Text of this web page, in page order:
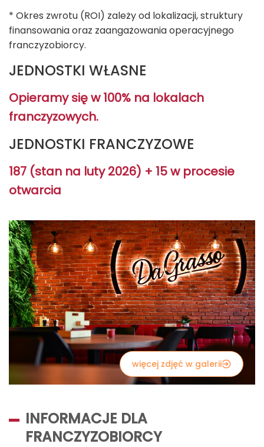
* Okres zwrotu (ROI) zależy od lokalizacji, struktury
finansowania oraz zaangażowania operacyjnego
franczyzobiorcy.
JEDNOSTKI WŁASNE
Opieramy się w 100% na lokalach
franczyzowych.
JEDNOSTKI FRANCZYZOWE
187 (stan na luty 2026) + 15 w procesie
otwarcia
więcej zdjęć w galerii
INFORMACJE DLA
FRANCZYZOBIORCY